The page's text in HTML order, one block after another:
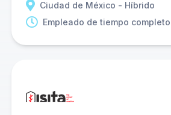
Ciudad de México - Híbrido
Empleado de tiempo completo